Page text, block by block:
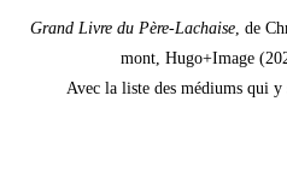
Grand Livre du Père-Lachaise, de
mont, Hugo+Image
Avec la liste des médiums qui y